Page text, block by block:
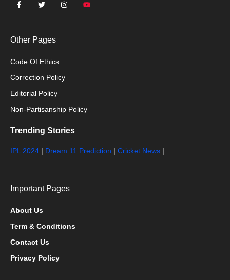
Other Pages
Code Of Ethics
Correction Policy
Editorial Policy
Non-Partisanship Policy
Trending Stories
IPL 2024 | Dream 11 Prediction | Cricket News |
Important Pages
About Us
Term & Conditions
Contact Us
Privacy Policy